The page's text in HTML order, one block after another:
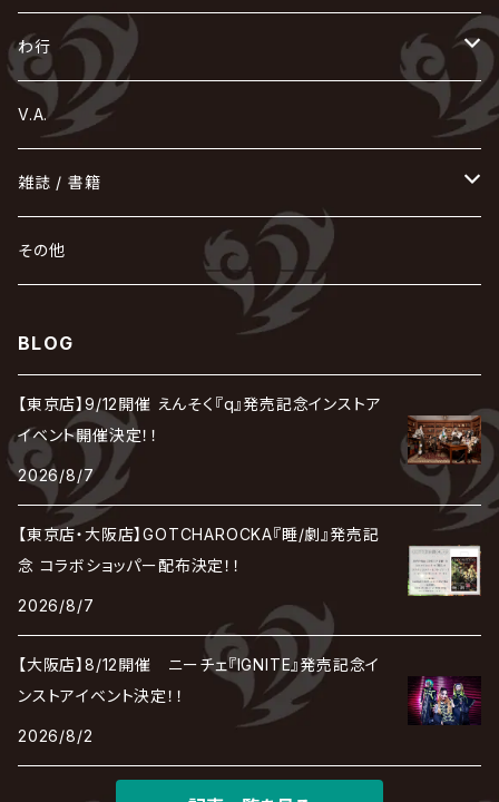
Acid Black Cherry
Ashmaze.
甘い暴力
ΛrlequiΩ / アルルカン
Angelo
色々な十字架
168 / 葵-168-
the GazettE
GOTCHAROCKA
蛾と蝶
河村隆一
KIRITO / キリト
己龍
GREMLINS
GREN / グレン
黒夢
コドモドラゴン
CONTRASTZ
XANVALA
-真天地開闢集団-ジグザグ
Sick²
ジグソウ
シド
JAKIGAN MEISTER
Chanty
Janne Da Arc
sugar
JILUKA
SUGIZO
sukekiyo
SPLENDID GOD GIRAFFE
SLAPSLY / CHIYU
仙台貨物
ZOMBIE / ぞんび
DazzlingBAD
DADAROMA
逹瑯
DAVID / SUI / 縁
DARRELL
DIAURA
DaizyStripper
DEXCORE
TAKE NO BREAK
DEZERT
deadman
DEVILOOF
DuelJewel
D'ERLANGER
東京花嫁
Tourbillon
TЯicKY
NETH PRIERE CAIN
NEVERLAND
の
NoGoD
NOCTURNAL BLOODLUST
BUCK-TICK
BugLug
薔薇の宮殿
BAROQUE
美炎-BIEN-
HIZAKI
hide with Spread Beaver / hide
HIDE-ZOU
ビバラッシュ
Far East Dizain
Fatüm
Frantic EMIRY
Blu-BiLLioN
BULL FIELD
BREAKERZ
BLAZE
へ
BabyKingdom
THE BEETHOVEN
The Benjamin
ペンタゴン
ほ
POIDOL
HOLLOWGRAM
MAO / マオ from SID
マガツノート
マツタケワークス
摩天楼オペラ
THE MADNA
MAMA.
まみれた / MAMIRETA
MALICE MIZER
未完成アリス
ミスイ
MIRAGE
む
MUCC / ムック
め
メトロノーム
MERRY / メリー
も
THE MORTAL
最上川司
ヤミテラ / 外道反逆者ヤミテラ
ゆ
YUKIYA / 藤田幸也
ユナイト
よ
ら
rice
Rides In ReVellion
LAB.THE BASEMENT / ラボ ザ ベヰスメント
RAN / 蘭
り
Leetspeak monsters
Ricky
LIBRAVEL / リブラヴェル
LIPHLICH
Lill
る
Ruiza
LUNA SEA
れ
the Raid.
REIGN
RAZOR
LSN / The LEGENDARY SIX NINE
Rorschach.inc
ロマン急行
わ行
わ
wyse
我が為
V.A.
雑誌 / 書籍
hévn
その他
BLOG
【東京店】9/12開催 えんそく『q』発売記念インストア
イベント開催決定！！
2026/8/7
【東京店・大阪店】GOTCHAROCKA『睡/劇』発売記
念 コラボショッパー配布決定！！
2026/8/7
【大阪店】8/12開催 ニーチェ『IGNITE』発売記念イ
ンストアイベント決定！！
2026/8/2